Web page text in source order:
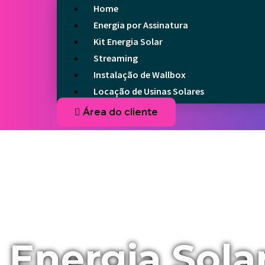
Home
Energia por Assinatura
Kit Energia Solar
Streaming
Instalação de Wallbox
Locação de Usinas Solares
Área do cliente